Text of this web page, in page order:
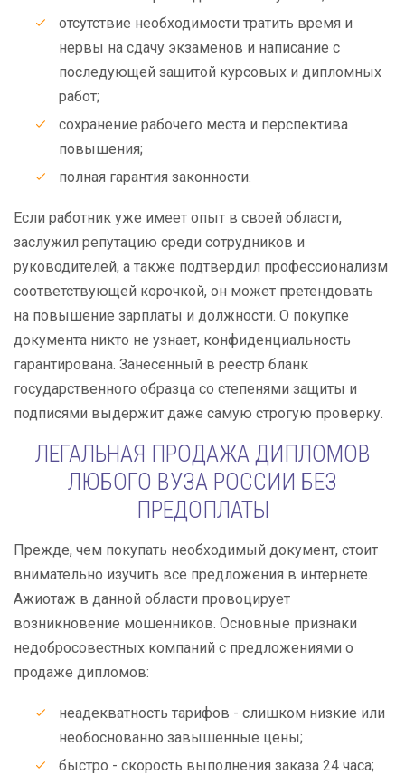
отсутствие необходимости тратить время и
нервы на сдачу экзаменов и написание с
последующей защитой курсовых и дипломных
работ;
сохранение рабочего места и перспектива
повышения;
полная гарантия законности.
Если работник уже имеет опыт в своей области,
заслужил репутацию среди сотрудников и
руководителей, а также подтвердил профессионализм
соответствующей корочкой, он может претендовать
на повышение зарплаты и должности. О покупке
документа никто не узнает, конфиденциальность
гарантирована. Занесенный в реестр бланк
государственного образца со степенями защиты и
подписями выдержит даже самую строгую проверку.
ЛЕГАЛЬНАЯ ПРОДАЖА ДИПЛОМОВ
ЛЮБОГО ВУЗА РОССИИ БЕЗ
ПРЕДОПЛАТЫ
Прежде, чем покупать необходимый документ, стоит
внимательно изучить все предложения в интернете.
Ажиотаж в данной области провоцирует
возникновение мошенников. Основные признаки
недобросовестных компаний с предложениями о
продаже дипломов:
неадекватность тарифов - слишком низкие или
необоснованно завышенные цены;
быстро - скорость выполнения заказа 24 часа;